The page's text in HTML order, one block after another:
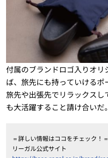
付属のブランドロゴ入りオ
ば、旅先にも持っていけるポ
旅先や出張先でリラックス
も大活躍すること請け合いだ。
＝詳しい情報はココをチェック！＝
リーガル公式サイト